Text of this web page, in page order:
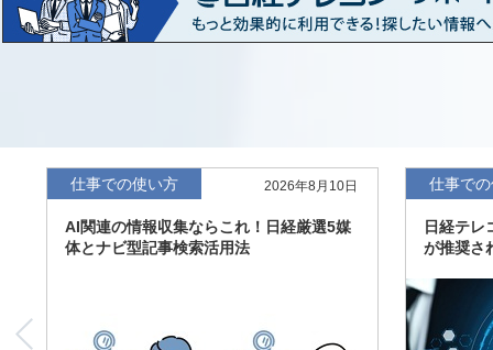
「東洋経済海外進出企業情報」の2026年版、約3万6千社を
収録
「日経POS情報マーケットレポート」の最新版、10～3月実
績の市場動向を速報
度の予想を実施
仕事での使い方 2026年8月10日
AI関連の情報収集ならこれ！日経厳選5媒
体とナビ型記事検索活用法
仕事で
日経テレ
が推奨さ